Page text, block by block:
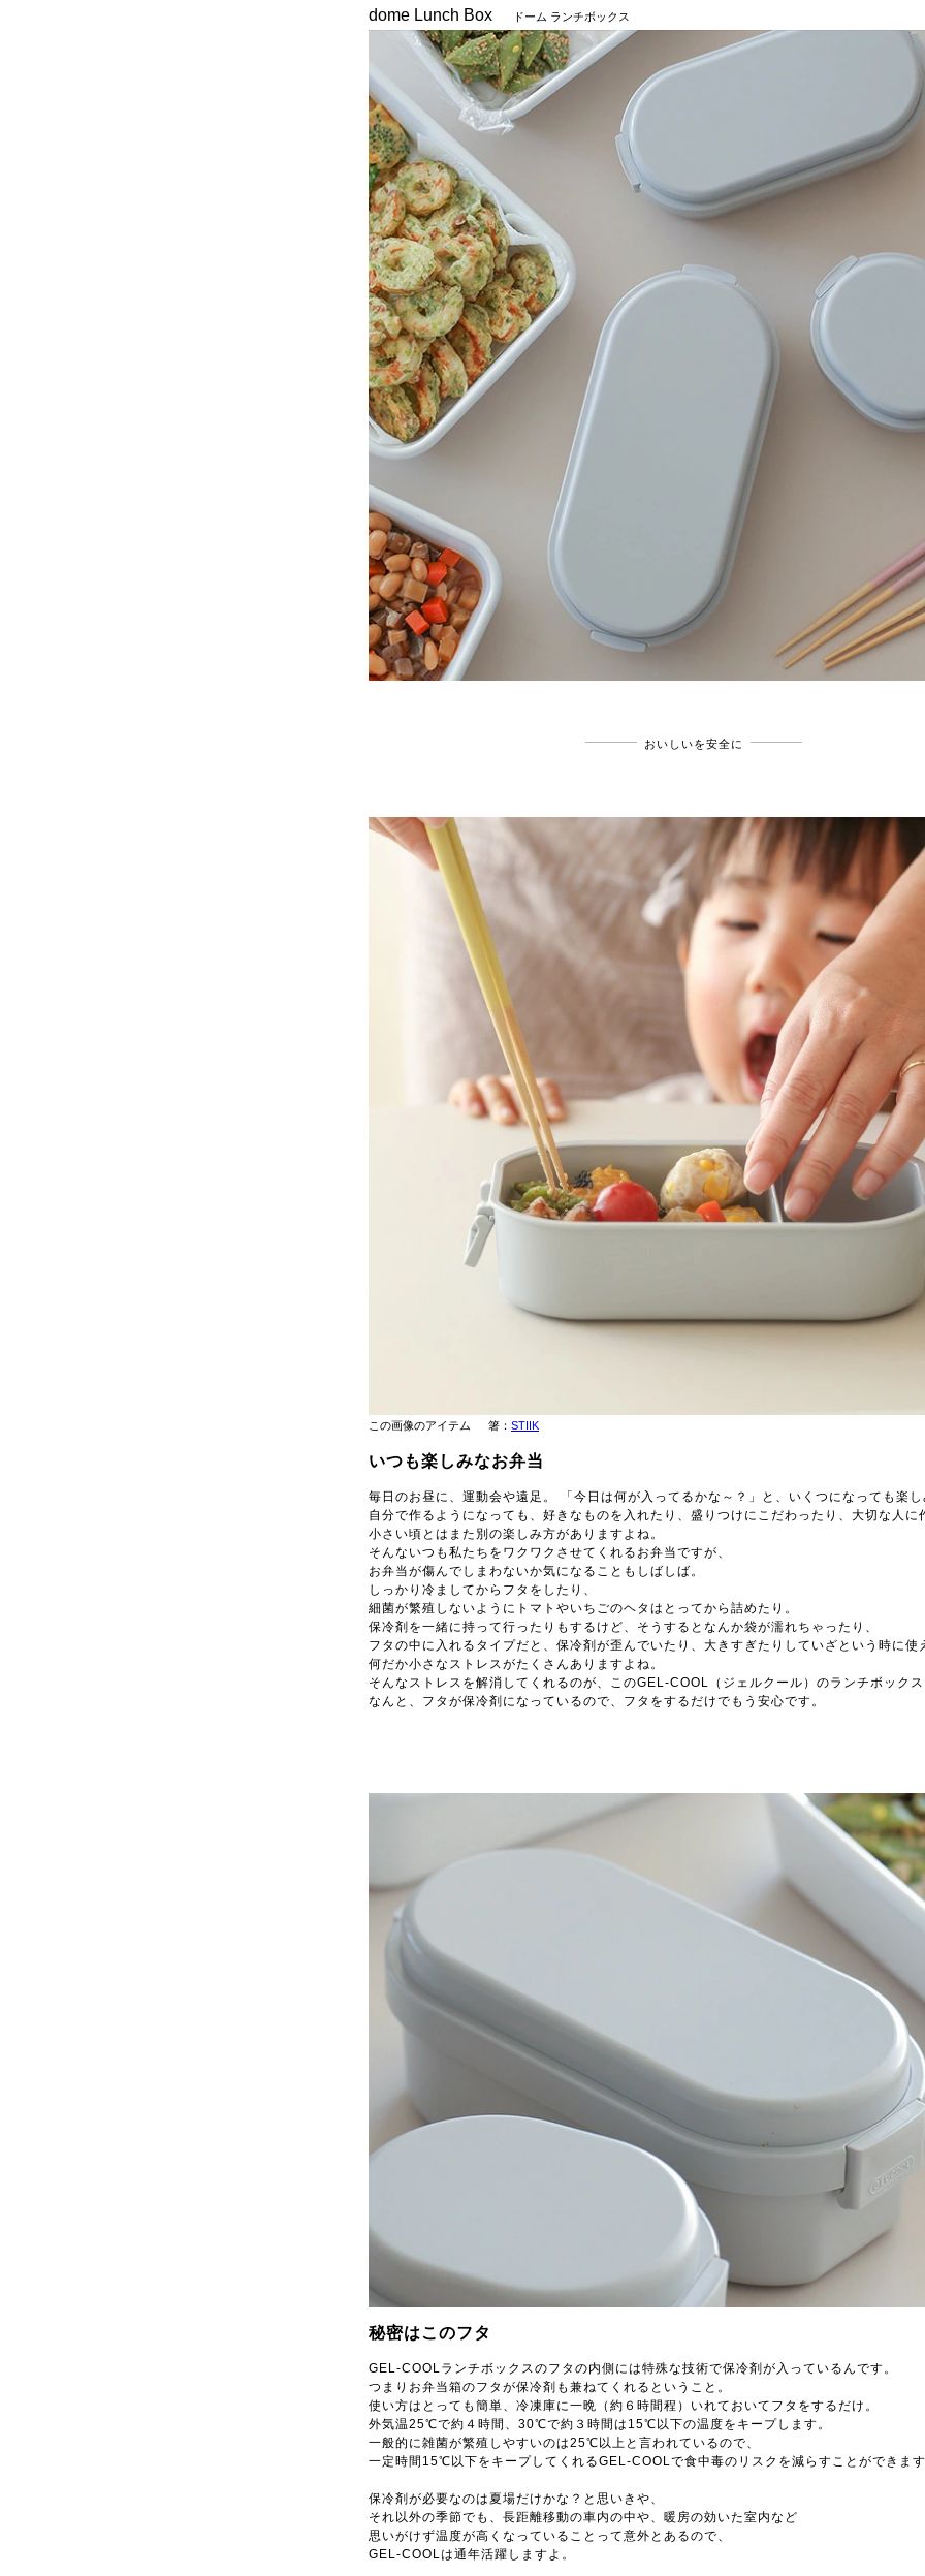
dome Lunch Box ドーム ランチボックス
おいしいを安全に
この画像のアイテム 箸： STIIK
いつも楽しみなお弁当
毎日のお昼に、運動会や遠足。 「今日は何が入ってるかな～？」と、いくつになっても楽
自分で作るようになっても、好きなものを入れたり、盛りつけにこだわったり、大切な人に
小さい頃とはまた別の楽しみ方がありますよね。
そんないつも私たちをワクワクさせてくれるお弁当ですが、
お弁当が傷んでしまわないか気になることもしばしば。
しっかり冷ましてからフタをしたり、
細菌が繁殖しないようにトマトやいちごのヘタはとってから詰めたり。
保冷剤を一緒に持って行ったりもするけど、そうするとなんか袋が濡れちゃったり、
フタの中に入れるタイプだと、保冷剤が歪んでいたり、大きすぎたりしていざという時に
何だか小さなストレスがたくさんありますよね。
そんなストレスを解消してくれるのが、このGEL-COOL（ジェルクール）のランチボック
なんと、フタが保冷剤になっているので、フタをするだけでもう安心です。
秘密はこのフタ
GEL-COOLランチボックスのフタの内側には特殊な技術で保冷剤が入っているんです。
つまりお弁当箱のフタが保冷剤も兼ねてくれるということ。
使い方はとっても簡単、冷凍庫に一晩（約６時間程）いれておいてフタをするだけ。
外気温25℃で約４時間、30℃で約３時間は15℃以下の温度をキープします。
一般的に雑菌が繁殖しやすいのは25℃以上と言われているので、
一定時間15℃以下をキープしてくれるGEL-COOLで食中毒のリスクを減らすことができま
保冷剤が必要なのは夏場だけかな？と思いきや、
それ以外の季節でも、長距離移動の車内の中や、暖房の効いた室内など
思いがけず温度が高くなっていることって意外とあるので、
GEL-COOLは通年活躍しますよ。